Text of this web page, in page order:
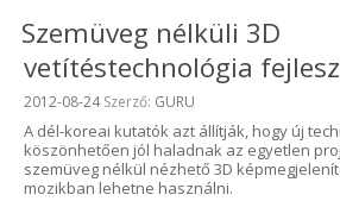
Szemüveg nélküli 3D
vetítéstechnológia
Beküldve:
2012-08-24Szerző: GURU
A dél-koreai kutatók azt állítják, hogy új
köszönhetően jól haladnak az egyetlen
szemüveg nélkül nézhető 3D
mozikban lehetne használni.